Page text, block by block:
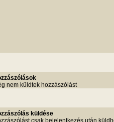
nem küldtek hozzászólást
küldése
csak bejelentkezés után